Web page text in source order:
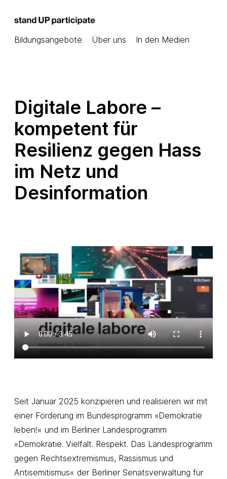
Bildungsangebote Über uns In den Medien
Digitale Labore –
kompetent für
Resilienz gegen Hass
im Netz und
Desinformation
Seit Januar 2025 konzipieren und realisieren wir mit
einer Förderung im Bundesprogramm »Demokratie
leben!« und im Berliner Landesprogramm
»Demokratie. Vielfalt. Respekt. Das Landesprogramm
gegen Rechtsextremismus, Rassismus und
Antisemitismus« der Berliner Senatsverwaltung für